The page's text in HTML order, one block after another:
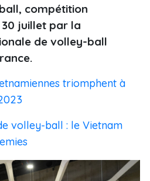
compétition
juillet par la
de volley-ball
triomphent à
volley-ball : le Vietnam